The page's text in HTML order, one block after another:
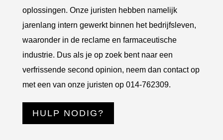
oplossingen. Onze juristen hebben namelijk
jarenlang intern gewerkt binnen het bedrijfsleven,
waaronder in de reclame en farmaceutische
industrie. Dus als je op zoek bent naar een
verfrissende second opinion, neem dan contact op
met een van onze juristen op 014-762309.
HULP NODIG?